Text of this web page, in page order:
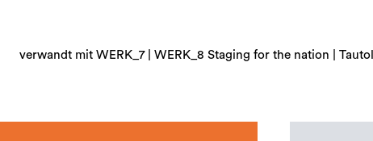
verwandt mit WERK_7 | WERK_8 Staging for the nation |